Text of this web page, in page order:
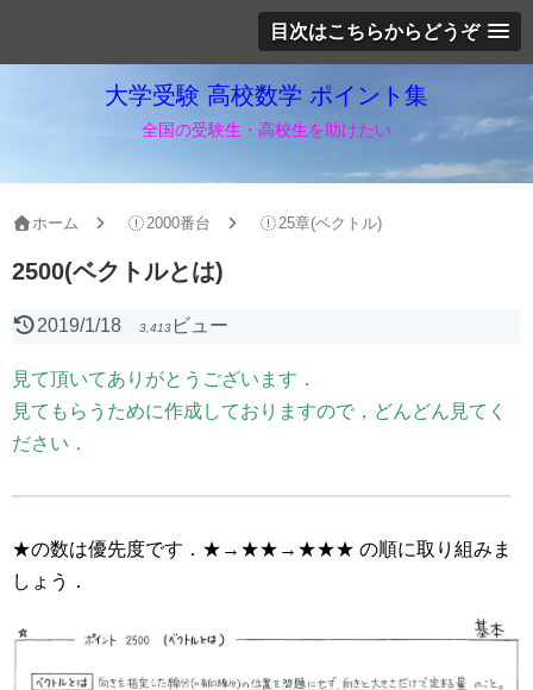
目次はこちらからどうぞ
大学受験 高校数学 ポイント集
全国の受験生・高校生を助けたい
ホーム 2000番台 25章(ベクトル)
2500(ベクトルとは)
2019/1/18 3,413ビュー
見て頂いてありがとうございます．
見てもらうために作成しておりますので，どんどん見てく
ださい．
★の数は優先度です．★→★★→★★★ の順に取り組みま
しょう．